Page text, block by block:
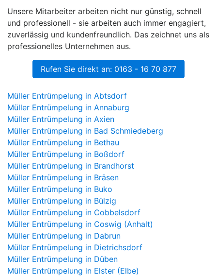
Unsere Mitarbeiter arbeiten nicht nur günstig, schnell
und professionell - sie arbeiten auch immer engagiert,
zuverlässig und kundenfreundlich. Das zeichnet uns als
professionelles Unternehmen aus.
Rufen Sie direkt an: 0163 - 16 70 877
Müller Entrümpelung in Abtsdorf
Müller Entrümpelung in Annaburg
Müller Entrümpelung in Axien
Müller Entrümpelung in Bad Schmiedeberg
Müller Entrümpelung in Bethau
Müller Entrümpelung in Boßdorf
Müller Entrümpelung in Brandhorst
Müller Entrümpelung in Bräsen
Müller Entrümpelung in Buko
Müller Entrümpelung in Bülzig
Müller Entrümpelung in Cobbelsdorf
Müller Entrümpelung in Coswig (Anhalt)
Müller Entrümpelung in Dabrun
Müller Entrümpelung in Dietrichsdorf
Müller Entrümpelung in Düben
Müller Entrümpelung in Elster (Elbe)